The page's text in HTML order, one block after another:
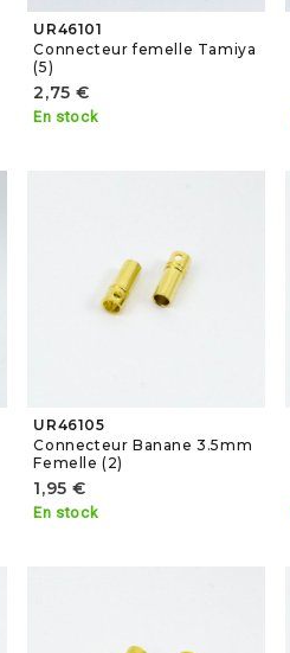
UR46101
Connecteur femelle Tamiya
(5)
2,75 €
En stock
UR46105
Connecteur Banane 3.5mm
Femelle (2)
1,95 €
En stock